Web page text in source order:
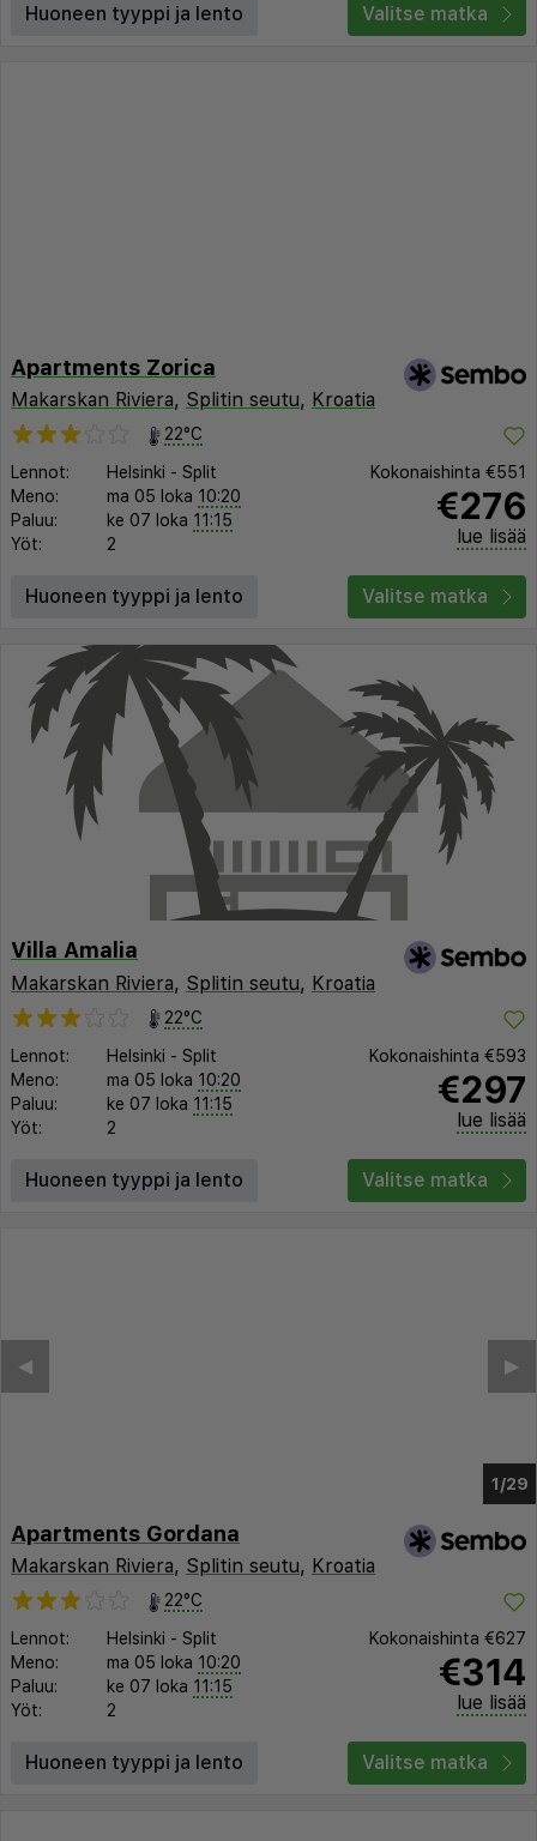
Huoneen tyyppi ja lento Valitse matka
Apartments Zorica
Makarskan Riviera, Splitin seutu, Kroatia
22°C
Lennot:
Helsinki - Split
Meno:
ma 05 loka 10:20
Paluu:
ke 07 loka 11:15
Yöt:
2
Kokonaishinta €551
€276
lue lisää
Huoneen tyyppi ja lento Valitse matka
Villa Amalia
Makarskan Riviera, Splitin seutu, Kroatia
22°C
Lennot:
Helsinki - Split
Meno:
ma 05 loka 10:20
Paluu:
ke 07 loka 11:15
Yöt:
2
Kokonaishinta €593
€297
lue lisää
Huoneen tyyppi ja lento Valitse matka
1/25
▶︎
◀︎
Apartments Gordana
Makarskan Riviera, Splitin seutu, Kroatia
22°C
Lennot:
Helsinki - Split
Meno:
ma 05 loka 10:20
Paluu:
ke 07 loka 11:15
Yöt:
2
Kokonaishinta €627
€314
lue lisää
Huoneen tyyppi ja lento Valitse matka